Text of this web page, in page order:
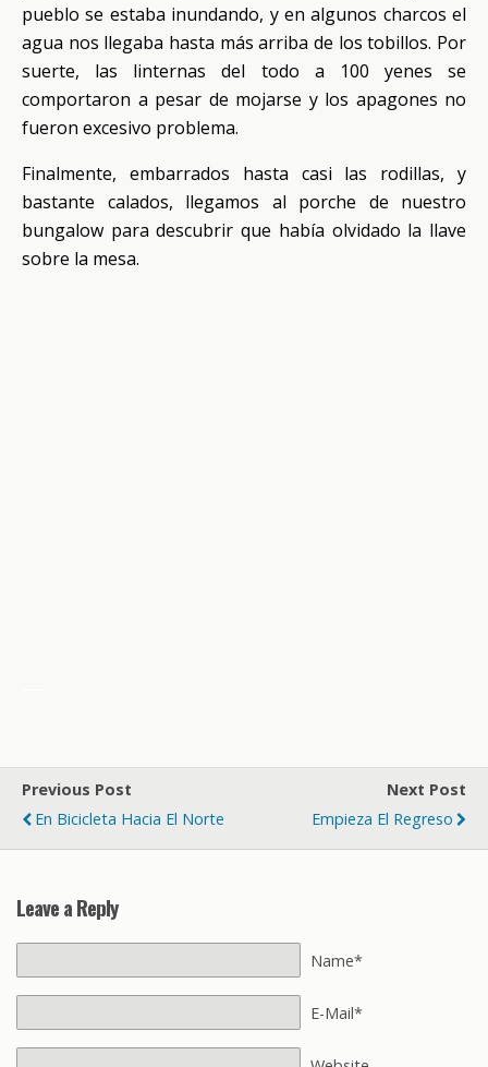
pueblo se estaba inundando, y en algunos charcos el
agua nos llegaba hasta más arriba de los tobillos. Por
suerte, las linternas del todo a 100 yenes se
comportaron a pesar de mojarse y los apagones no
fueron excesivo problema.
Finalmente, embarrados hasta casi las rodillas, y
bastante calados, llegamos al porche de nuestro
bungalow para descubrir que había olvidado la llave
sobre la mesa.
Previous Post
En Bicicleta Hacia El Norte
Next Post
Empieza El Regreso
Leave a Reply
Name*
E-Mail*